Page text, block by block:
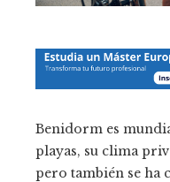
Benidorm es
playas, su clima
pero también se ha